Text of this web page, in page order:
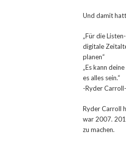
Und damit
„Für die
digitale
planen“
„Es kann
es alles sein.“
-Ryder Carroll-
Ryder Carroll
war 2007.
zu machen.